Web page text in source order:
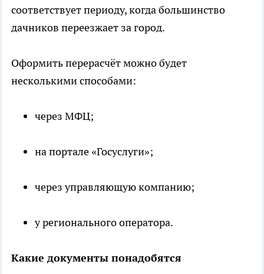
соответствует периоду, когда большинство
дачников переезжает за город.
Оформить перерасчёт можно будет
несколькими способами:
через МФЦ;
на портале «Госуслуги»;
через управляющую компанию;
у регионального оператора.
Какие документы понадобятся